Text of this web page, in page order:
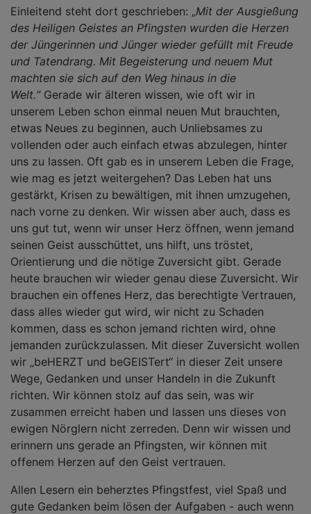
Einleitend steht dort geschrieben: „Mit der Ausgießung
des Heiligen Geistes an Pfingsten wurden die Herzen
der Jüngerinnen und Jünger wieder gefüllt mit Freude
und Tatendrang. Mit Begeisterung und neuem Mut
machten sie sich auf den Weg hinaus in die
Welt.“Gerade wir älteren wissen, wie oft wir in
unserem Leben schon einmal neuen Mut brauchten,
etwas Neues zu beginnen, auch Unliebsames zu
vollenden oder auch einfach etwas abzulegen, hinter
uns zu lassen. Oft gab es in unserem Leben die Frage,
wie mag es jetzt weitergehen? Das Leben hat uns
gestärkt, Krisen zu bewältigen, mit ihnen umzugehen,
nach vorne zu denken. Wir wissen aber auch, dass es
uns gut tut, wenn wir unser Herz öffnen, wenn jemand
seinen Geist ausschüttet, uns hilft, uns tröstet,
Orientierung und die nötige Zuversicht gibt. Gerade
heute brauchen wir wieder genau diese Zuversicht. Wir
brauchen ein offenes Herz, das berechtigte Vertrauen,
dass alles wieder gut wird, wir nicht zu Schaden
kommen, dass es schon jemand richten wird, ohne
jemanden zurückzulassen. Mit dieser Zuversicht wollen
wir „beHERZT und beGEISTert“ in dieser Zeit unsere
Wege, Gedanken und unser Handeln in die Zukunft
richten. Wir können stolz auf das sein, was wir
zusammen erreicht haben und lassen uns dieses von
ewigen Nörglern nicht zerreden. Denn wir wissen und
erinnern uns gerade an Pfingsten, wir können mit
offenem Herzen auf den Geist vertrauen.
Allen Lesern ein beherztes Pfingstfest, viel Spaß und
gute Gedanken beim lösen der Aufgaben - auch wenn